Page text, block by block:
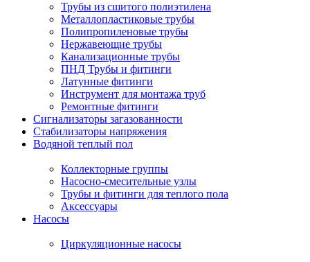
Трубы из сшитого полиэтилена
Металлопластиковые трубы
Полипропиленовые трубы
Нержавеющие трубы
Канализационные трубы
ПНД Трубы и фитинги
Латунные фитинги
Инструмент для монтажа труб
Ремонтные фитинги
Сигнализаторы загазованности
Стабилизаторы напряжения
Водяной теплый пол
Коллекторные группы
Насосно-смесительные узлы
Трубы и фитинги для теплого пола
Аксессуары
Насосы
Циркуляционные насосы